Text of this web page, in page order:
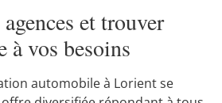
et trouver
à vos besoins
automobile à Lorient se